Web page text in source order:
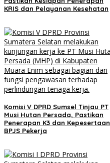
KRIS dan Pelayanan Kesehatan
Komisi V DPRD Sumsel Tinjau PT
Musi Hutan Persada, Pastikan
Penerapan K3 dan Kepesertaan
BPJS Pekerja